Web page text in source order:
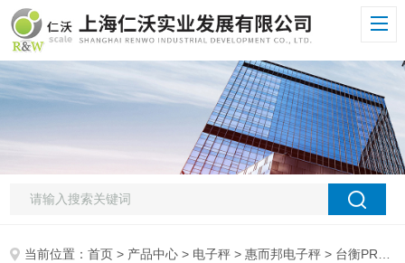
当前位置：首页 > 产品中心 > 电子秤 >惠而邦电子秤 > 台衡PRW电子秤惠而邦内置打印机电子桌秤,台衡JWP-15K电子称,JWP电子秤